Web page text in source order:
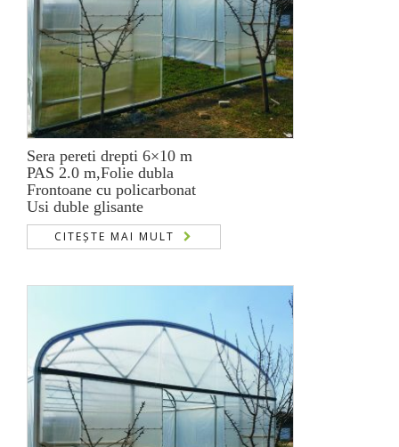
Sera pereti drepti 6×10 m
PAS 2.0 m,Folie dubla
Frontoane cu policarbonat
Usi duble glisante
CITEȘTE MAI MULT